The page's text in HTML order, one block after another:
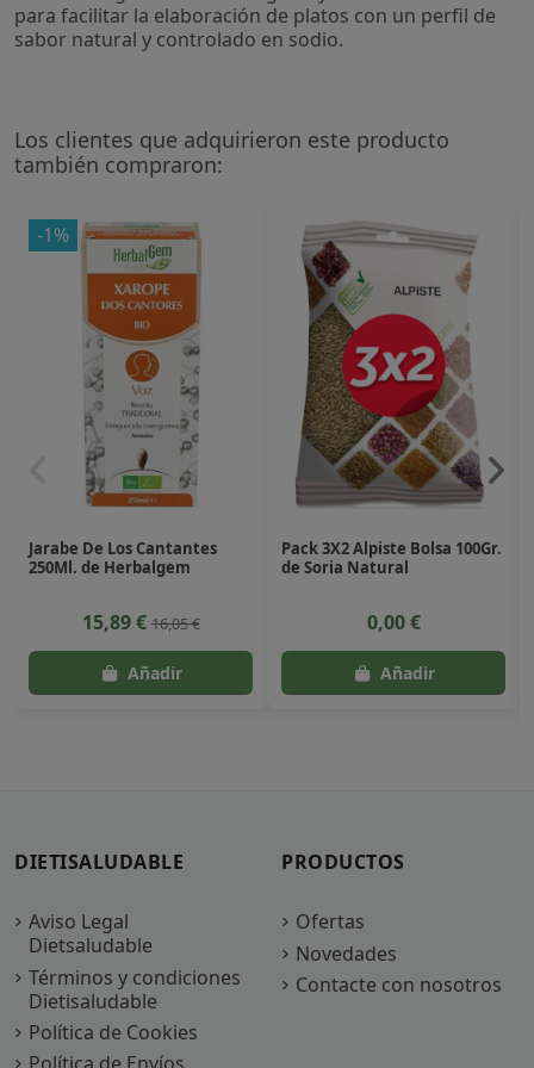
para facilitar la elaboración de platos con un perfil de
sabor natural y controlado en sodio.
Los clientes que adquirieron este producto
también compraron:
-1%
Jarabe De Los Cantantes
250Ml. de Herbalgem
15,89 €16,05 €
Pack 3X2 Alpiste Bolsa 100Gr.
de Soria Natural
0,00 €
DIETISALUDABLE
Aviso Legal
Dietsaludable
Términos y condiciones
Dietisaludable
Política de Cookies
PRODUCTOS
Ofertas
Novedades
Contacte con nosotros